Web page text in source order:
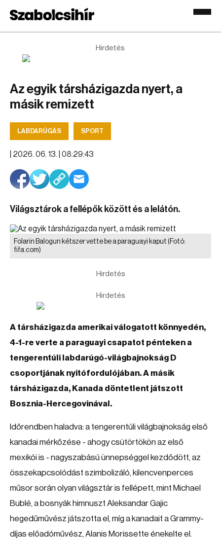
Hirdetés
Az egyik társházigazda nyert, a
másik remizett
LABDARÚGÁS SPORT
2026. 06. 13. | 08:29:43
Világsztárok a fellépők között és a lelátón.
Folarin Balogun kétszer vette be a paraguayi kaput (Fotó:
fifa.com)
Hirdetés
Hirdetés
A társházigazda amerikai válogatott könnyedén,
4-1-re verte a paraguayi csapatot pénteken a
tengerentúli labdarúgó-világbajnokság D
csoportjának nyitófordulójában. A másik
társházigazda, Kanada döntetlent játszott
Bosznia-Hercegovinával.
Időrendben haladva: a tengerentúli világbajnokság első
kanadai mérkőzése - ahogy csütörtökön az első
mexikói is - nagyszabású ünnepséggel kezdődött, az
összekapcsolódást szimbolizáló, kilencvenperces
műsor során olyan világsztár is fellépett, mint Michael
Bublé, a bosnyák himnuszt Aleksandar Gajic
hegedűművész játszotta el, míg a kanadait a Grammy-
díjas előadóművész, Alanis Morissette énekelte el.